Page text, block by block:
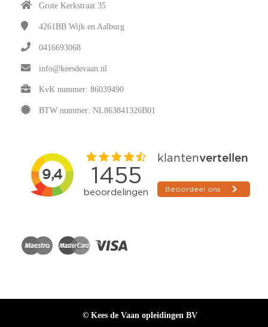
Grote Kerkstraat 35
4261BB Wijk en Aalburg
0416693068
info@keesdevaan.nl
KvK nummer: 86039490
BTW nummer: NL863841326B01
© Kees de Vaan opleidingen BV